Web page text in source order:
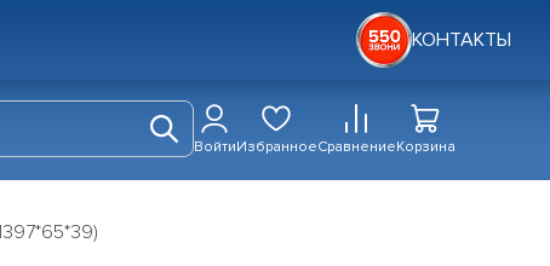
КОНТАКТЫ
ВойтиИзбранноеСравнениеКорзина